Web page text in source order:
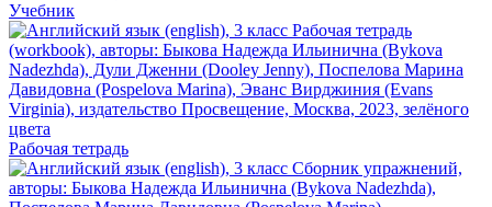
Учебник
Рабочая тетрадь